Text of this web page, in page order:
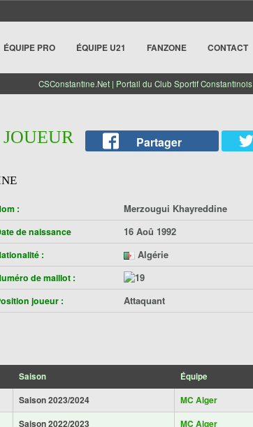
ÉQUIPE PRO ÉQUIPE U21 FANZONE CONTACT
CSConstantine.Net | Portail du Club Sportif Constantinois
Partager
: Merzougui Khayreddine
de naissance 16 Aoû 1992
: Algérie
de maillot :
joueur :
Attaquant
Saison Équipe
Saison 2023/2024 MC Alger
Saison 2022/2023 MC Alger